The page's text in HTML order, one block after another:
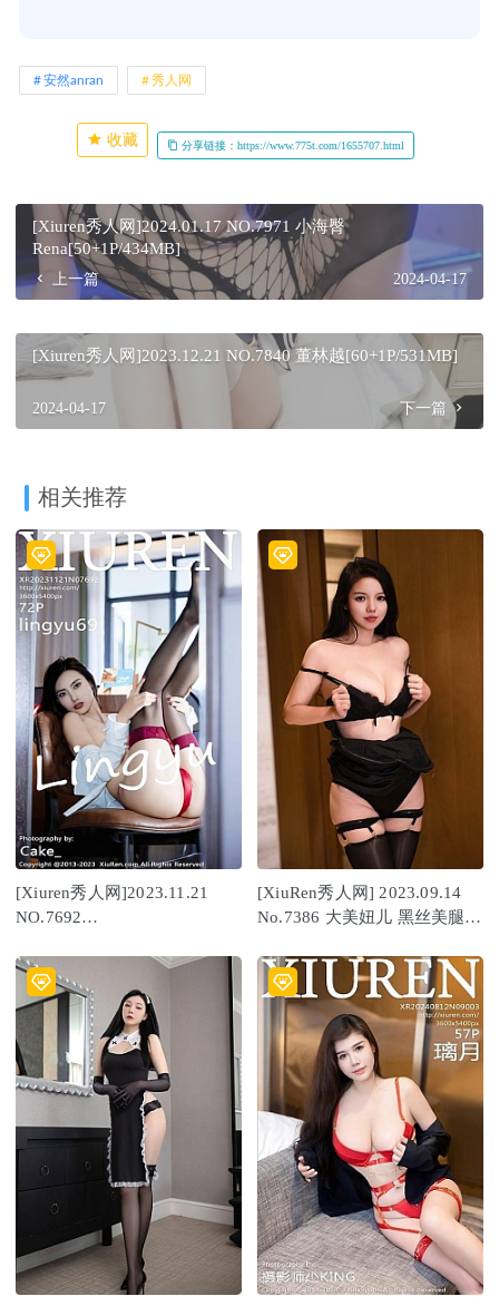
安然anran 秀人网
收藏 分享链接：https://www.775t.com/1655707.html
[Xiuren秀人网]2024.01.17 NO.7971 小海臀
Rena[50+1P/434MB]
上一篇 2024-04-17
[Xiuren秀人网]2023.12.21 NO.7840 董林越[60+1P/531MB]
2024-04-17 下一篇
相关推荐
[Xiuren秀人网]2023.11.21
NO.7692
[XiuRen秀人网] 2023.09.14
No.7386 大美妞儿 黑丝美腿